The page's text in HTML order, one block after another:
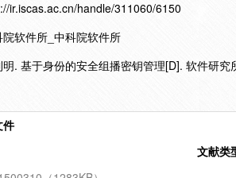
ir.iscas.ac.cn/handle/311060/6150
院软件所_中科院软件所
明. 基于身份的安全组播密钥管理[D]. 软件研
件
文献类